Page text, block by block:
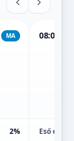
MA
2%
08:00
Eső esély